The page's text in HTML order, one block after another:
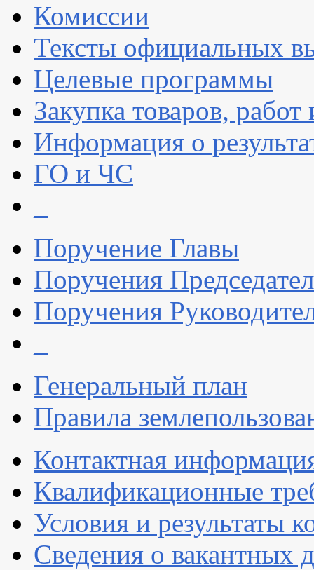
Комиссии
Тексты официальных
Целевые программы
Закупка товаров, работ
Информация о
ГО и ЧС
Поручение Главы
Поручения
Поручения
Генеральный план
Правила
Контактная
Квалификационные
Условия и результаты
Сведения о вакантных